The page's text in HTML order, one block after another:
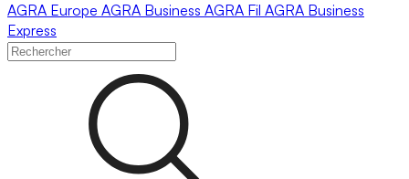
AGRA Europe AGRA Business AGRA Fil AGRA Business
Express